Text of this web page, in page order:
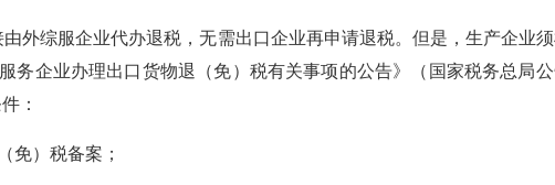
外综服企业代办退税，无需出口企业再申请退税。但是，生产企业
务企业办理出口货物退（免）税有关事项的公告》（国家税务总局
：
）税备案；